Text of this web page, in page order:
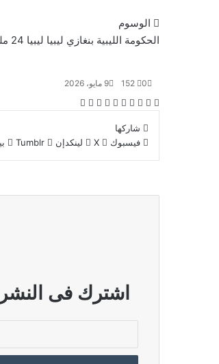
الوسوم
الحكومة الليبية بنغازي ليبيا ليبيا 24
9 مايو، 2026 0
فيسبوك
‫X لينكدإنبينتيريستOdnoklassniki
‫Pocket
شاركها
فيسبوك
‫X لينكدإن
اشترك فى
الإلكتروني